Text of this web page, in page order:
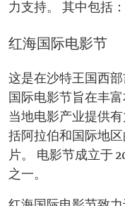
力支持。 其中包括：
红海国际电影节
这是在沙特王国西
国际电影节旨在丰
当地电影产业提供
括阿拉伯和国际地
片。 电影节成立于
之一。